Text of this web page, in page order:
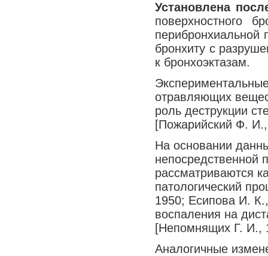
Установлена
поверхностного
бронхиту с
к бронхоэктазам.
отравляющих
роль деструкции
[Пожарийский Ф.
На основании
непосредственной
рассматриваются
патологический
1950; Есипова И.
воспаления на
[Непомнящих Г. И.,
Аналогичные